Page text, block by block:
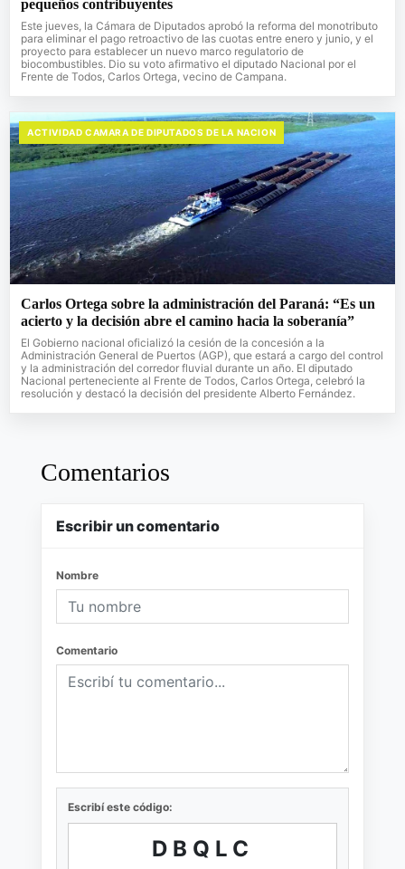
pequeños contribuyentes
Este jueves, la Cámara de Diputados aprobó la reforma del monotributo
para eliminar el pago retroactivo de las cuotas entre enero y junio, y el
proyecto para establecer un nuevo marco regulatorio de
biocombustibles. Dio su voto afirmativo el diputado Nacional por el
Frente de Todos, Carlos Ortega, vecino de Campana.
ACTIVIDAD CAMARA DE DIPUTADOS DE LA NACION
Carlos Ortega sobre la administración del Paraná: “Es un
acierto y la decisión abre el camino hacia la soberanía”
El Gobierno nacional oficializó la cesión de la concesión a la
Administración General de Puertos (AGP), que estará a cargo del control
y la administración del corredor fluvial durante un año. El diputado
Nacional perteneciente al Frente de Todos, Carlos Ortega, celebró la
resolución y destacó la decisión del presidente Alberto Fernández.
Comentarios
Escribir un comentario
Nombre
Comentario
Escribí este código:
DBQLC